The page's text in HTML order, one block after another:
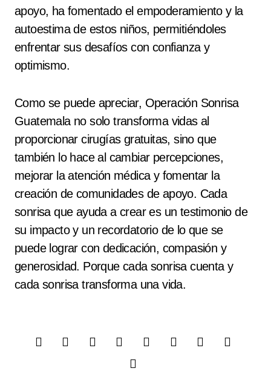
apoyo, ha fomentado el empoderamiento y la
autoestima de estos niños, permitiéndoles
enfrentar sus desafíos con confianza y
optimismo.
Como se puede apreciar, Operación Sonrisa
Guatemala no solo transforma vidas al
proporcionar cirugías gratuitas, sino que
también lo hace al cambiar percepciones,
mejorar la atención médica y fomentar la
creación de comunidades de apoyo. Cada
sonrisa que ayuda a crear es un testimonio de
su impacto y un recordatorio de lo que se
puede lograr con dedicación, compasión y
generosidad. Porque cada sonrisa cuenta y
cada sonrisa transforma una vida.